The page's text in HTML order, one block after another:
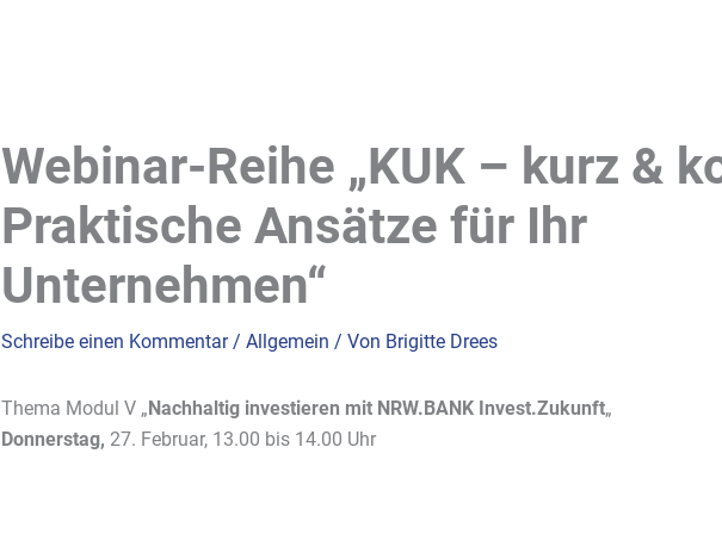
Webinar-Reihe „KUK – kurz &
Praktische Ansätze für Ihr
Unternehmen“
Schreibe einen Kommentar / Allgemein / Von Brigitte Drees
Thema Modul V „Nachhaltig investieren mit NRW.BANK Invest.Zukunft„
Donnerstag, 27. Februar, 13.00 bis 14.00 Uhr